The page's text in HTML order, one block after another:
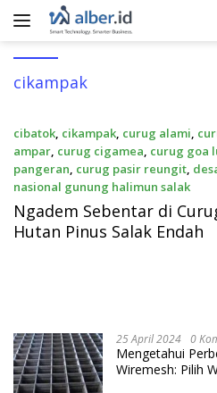
Langsung
cikampak
cibatok, cikampak, curug alami,
ampar, curug cigamea, curug goa
pangeran, curug pasir reungit,
nasional gunung halimun salak
3 Juni 2018
Ngadem Sebentar di
Hutan Pinus Salak Endah
25 April 2024 0
Mengetahui
Wiremesh: Pilih